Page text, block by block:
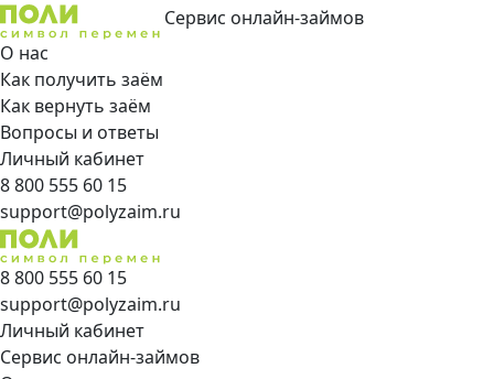
Сервис онлайн-займов
О нас
Как получить заём
Как вернуть заём
Вопросы и ответы
Личный кабинет
8 800 555 60 15
support@polyzaim.ru
8 800 555 60 15
support@polyzaim.ru
Личный кабинет
Сервис онлайн-займов